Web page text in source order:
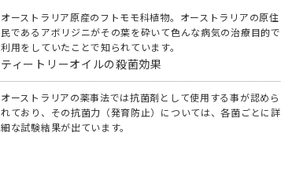
オーストラリア原産のフトモモ科植物。オーストラリアの原住
民であるアボリジニがその葉を砕いて色んな病気の治療目的で
利用をしていたことで知られています。
ティートリーオイルの殺菌効果
オーストラリアの薬事法では抗菌剤として使用する事が認めら
れており、その抗菌力（発育防止）については、各菌ごとに詳
細な試験結果が出ています。